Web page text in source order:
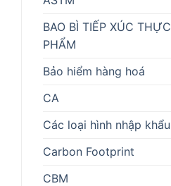
BAO BÌ TIẾP XÚC THỰC
PHẨM
Bảo hiểm hàng hoá
CA
Các loại hình nhập khẩu
Carbon Footprint
CBM